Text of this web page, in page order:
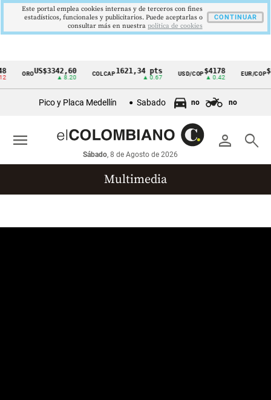
Cintillo
económicos
Colombia
OROUS$3342,60
▲ 8.20
COLCAP1621,34 pts
▲ 0.67
USD/COP$4178
▲ 0.42
EUR/COP
Pico y Placa Medellín Sabado no no
person search
Sábado, 8 de Agosto de 2026
menu
Multimedia
Este portal emplea cookies internas y de terceros con fines
estadísticos, funcionales y publicitarios. Puede aceptarlas o
consultar más en nuestra politica de cookies
CONTINUAR